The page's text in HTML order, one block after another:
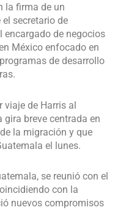
la firma de un
secretario de
encargado de negocios
México enfocado en
de desarrollo
viaje de Harris al
breve centrada en
la migración y que
el lunes.
se reunió con el
con la
nuevos compromisos